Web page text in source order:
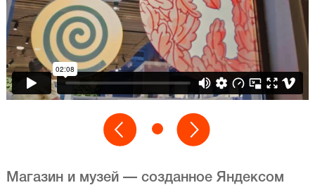
Магазин и музей — созданное Яндексом